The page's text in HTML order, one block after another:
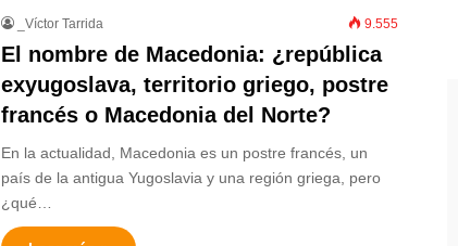
_Víctor Tarrida 9.555
El nombre de Macedonia: ¿república
exyugoslava, territorio griego, postre
francés o Macedonia del Norte?
En la actualidad, Macedonia es un postre francés, un
país de la antigua Yugoslavia y una región griega, pero
¿qué…